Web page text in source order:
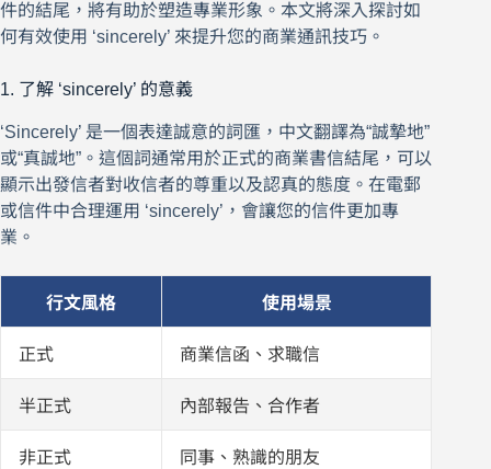
件的結尾，將有助於塑造專業形象。本文將深入探討如
何有效使用 ‘sincerely’ 來提升您的商業通訊技巧。
1. 了解 ‘sincerely’ 的意義
‘Sincerely’ 是一個表達誠意的詞匯，中文翻譯為“誠摯地”
或“真誠地”。這個詞通常用於正式的商業書信結尾，可以
顯示出發信者對收信者的尊重以及認真的態度。在電郵
或信件中合理運用 ‘sincerely’，會讓您的信件更加專
業。
行文風格 使用場景
正式 商業信函、求職信
半正式 內部報告、合作者
非正式 同事、熟識的朋友